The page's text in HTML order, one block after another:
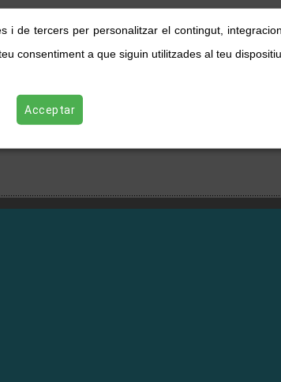
i de tercers per personalitzar el contingut,
consentiment a que siguin utilitzades al teu dispositiu.
Acceptar